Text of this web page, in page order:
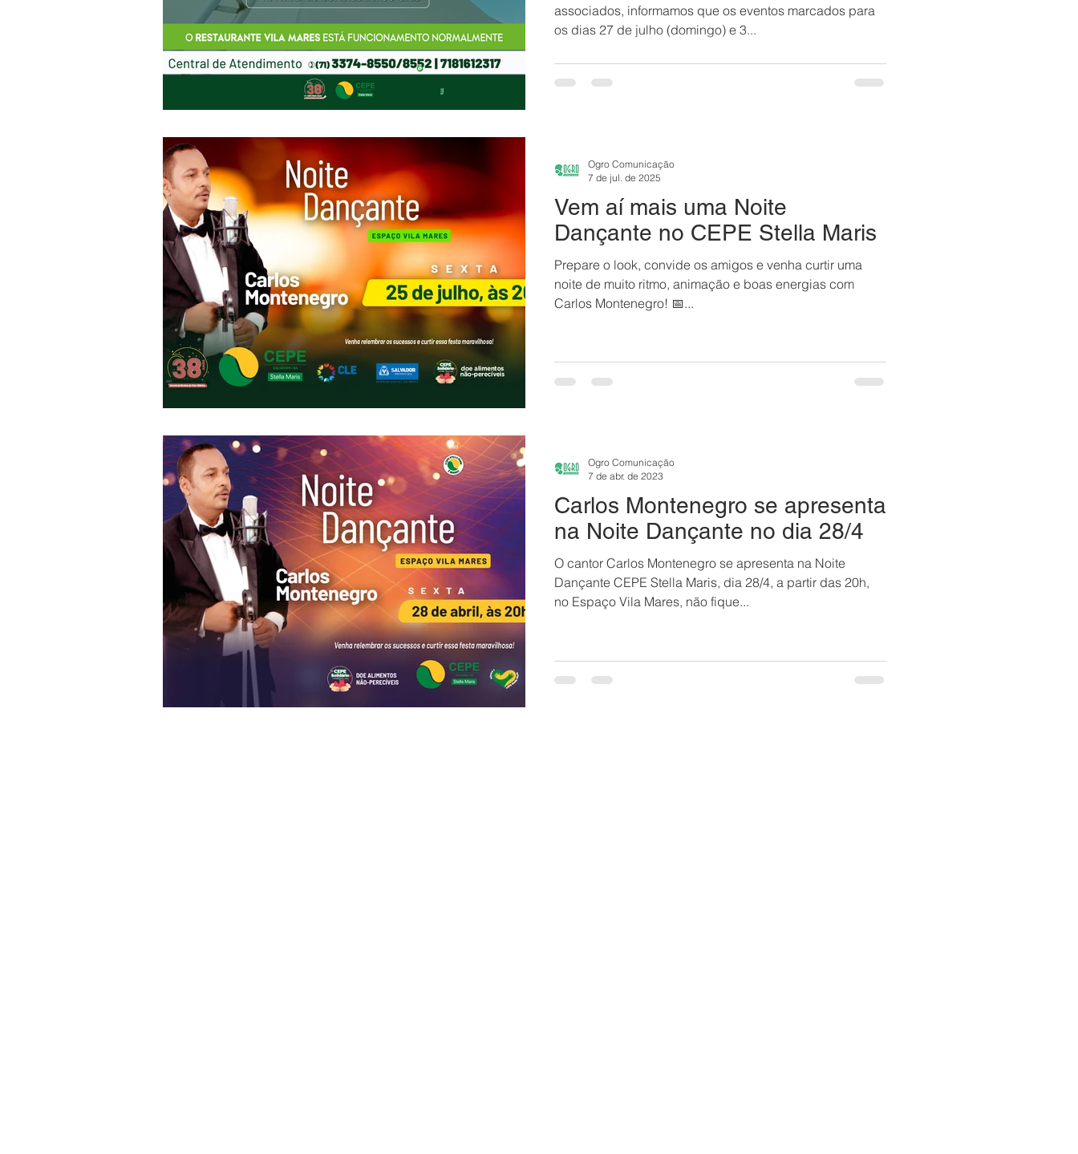
associados, informamos que os eventos marcados para
os dias 27 de julho (domingo) e 3...
Vem aí mais uma Noite
Dançante no CEPE Stella Maris
Prepare o look, convide os amigos e venha curtir uma
noite de muito ritmo, animação e boas energias com
Carlos Montenegro! 📅...
Ogro Comunicação
7 de jul. de 2025
Carlos Montenegro se apresenta
na Noite Dançante no dia 28/4
O cantor Carlos Montenegro se apresenta na Noite
Dançante CEPE Stella Maris, dia 28/4, a partir das 20h,
no Espaço Vila Mares, não fique...
Ogro Comunicação
7 de abr. de 2023